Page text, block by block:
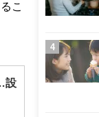
こ
設